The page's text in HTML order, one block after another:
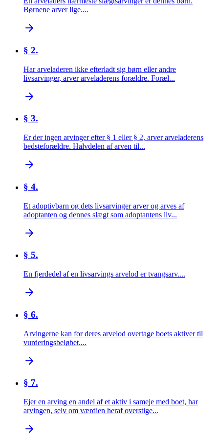
Børnene arver lige....
§ 2.
Har arveladeren ikke efterladt sig børn eller andre
livsarvinger, arver arveladerens forældre. Foræl...
§ 3.
Er der ingen arvinger efter § 1 eller § 2, arver arveladerens
bedsteforældre. Halvdelen af arven til...
§ 4.
Et adoptivbarn og dets livsarvinger arver og arves af
adoptanten og dennes slægt som adoptantens liv...
§ 5.
En fjerdedel af en livsarvings arvelod er tvangsarv....
§ 6.
Arvingerne kan for deres arvelod overtage boets aktiver til
vurderingsbeløbet....
§ 7.
Ejer en arving en andel af et aktiv i sameje med boet, har
arvingen, selv om værdien heraf overstige...